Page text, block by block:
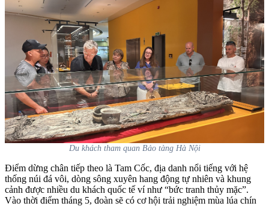
Du khách tham quan Bảo tàng Hà Nội
Điểm dừng chân tiếp theo là Tam Cốc, địa danh nổi tiếng với hệ
thống núi đá vôi, dòng sông xuyên hang động tự nhiên và khung
cảnh được nhiều du khách quốc tế ví như “bức tranh thủy mặc”.
Vào thời điểm tháng 5, đoàn sẽ có cơ hội trải nghiệm mùa lúa chín